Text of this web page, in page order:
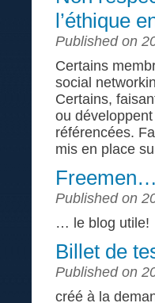
l’éthique
Published on
Certains
social
Certains,
ou
référencées.
mis en place
Freemen…
Published on
… le blog utile!
Billet de
Published on
créé à la